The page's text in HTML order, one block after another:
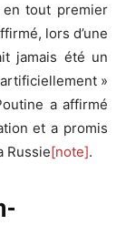
tout premier
lors d’une
jamais été un
»
a affirmé
et a promis
Russie[note].